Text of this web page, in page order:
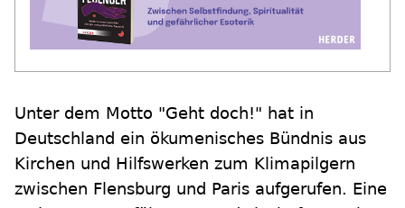
Unter dem Motto "Geht doch!" hat in
Deutschland ein ökumenisches Bündnis aus
Kirchen und Hilfswerken zum Klimapilgern
zwischen Flensburg und Paris aufgerufen. Eine